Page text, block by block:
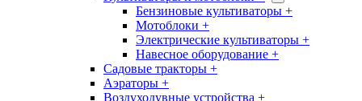
Бензиновые культиваторы +
Мотоблоки +
Электрические культиваторы +
Навесное оборудование +
Садовые тракторы +
Аэраторы +
Воздуходувные устройства +